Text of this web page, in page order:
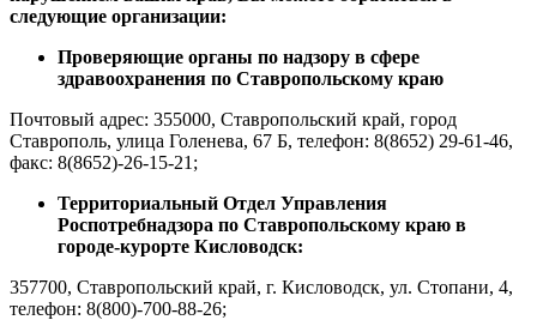
следующие организации:
Проверяющие органы по надзору в сфере
здравоохранения по Ставропольскому краю
Почтовый адрес: 355000, Ставропольский край, город
Ставрополь, улица Голенева, 67 Б, телефон: 8(8652) 29-61-46,
факс: 8(8652)-26-15-21;
Территориальный Отдел Управления
Роспотребнадзора по Ставропольскому краю в
городе-курорте Кисловодск:
357700, Ставропольский край, г. Кисловодск, ул. Стопани, 4,
телефон: 8(800)-700-88-26;